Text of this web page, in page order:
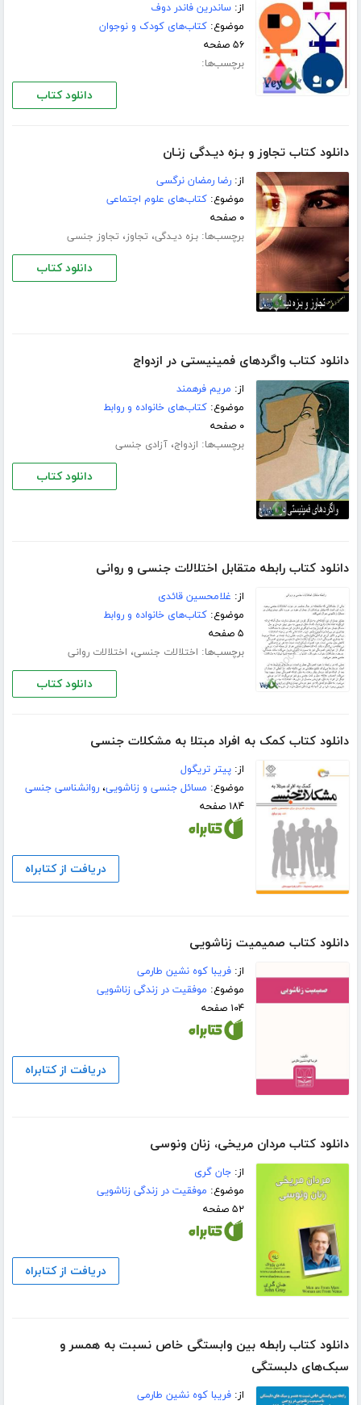
از:ساندرین فاندر دوف
موضوع:کتاب‌های کودک و نوجوان
۵۶ صفحه
برچسب‌ها:
دانلود کتاب
دانلود کتاب تجاوز و بـزه دیـدگی زنـان
از:رضا رمضان نرگسی
موضوع:کتاب‌های علوم اجتماعی
۰ صفحه
برچسب‌ها:بـزه دیـدگی، تجاوز، تجاوز جنسی
دانلود کتاب
دانلود کتاب واگردهای فمینیستی در ازدواج
از: مریم فرهمند
موضوع:کتاب‌های خانواده و روابط
۰ صفحه
برچسب‌ها: ازدواج،آزادی جنسی
دانلود کتاب
دانلود کتاب رابطه متقابل اختلالات جنسی و روانی
از: غلامحسین قائدی
موضوع:کتاب‌های خانواده و روابط
۵ صفحه
برچسب‌ها: اختلالات جنسی، اختلالات روانی
دانلود کتاب
دانلود کتاب کمک به افراد مبتلا به مشکلات جنسی
از:پیتر تریگول
موضوع: مسائل جنسی و زناشویی،روانشناسی جنسی
۱۸۴ صفحه
دریافت از کتابراه
دانلود کتاب صمیمیت زناشویی
از:فریبا کوه نشین طارمی
موضوع: موفقیت در زندگی زناشویی
۱۰۴ صفحه
دریافت از کتابراه
دانلود کتاب مردان مریخی، زنان ونوسی
از:جان گری
موضوع: موفقیت در زندگی زناشویی
۵۲ صفحه
دریافت از کتابراه
دانلود کتاب رابطه بین وابستگی خاص نسبت به همسر و
سبک‌های دلبستگی
از:فریبا کوه نشین طارمی